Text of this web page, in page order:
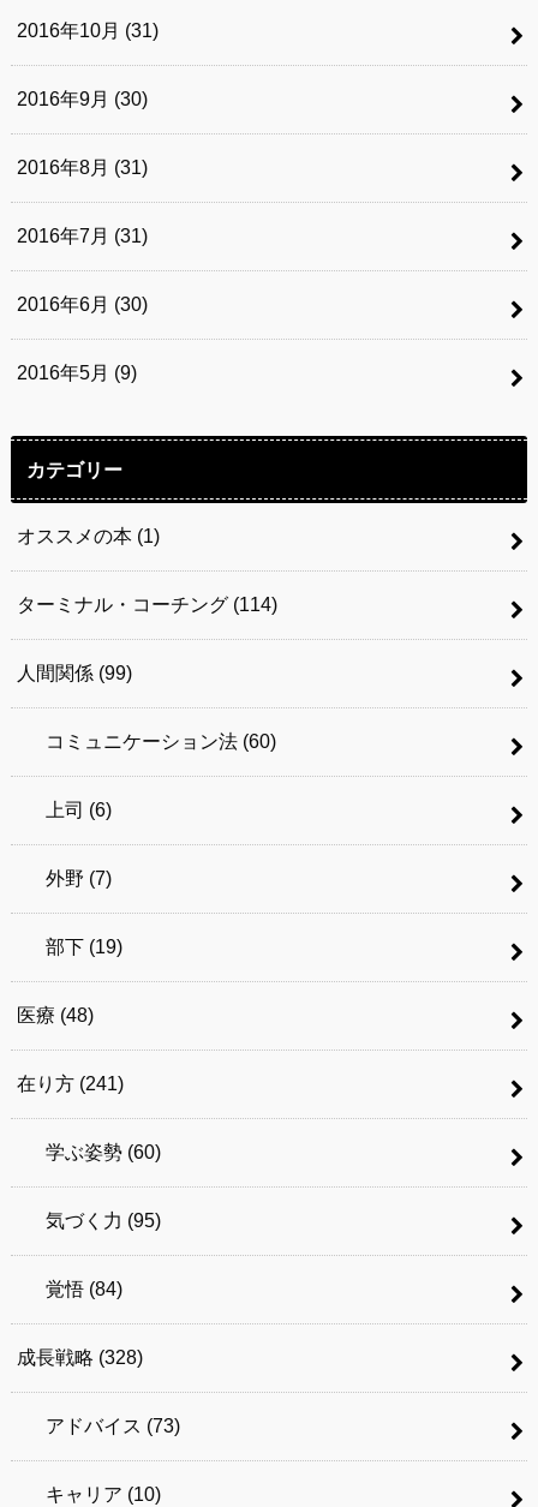
2016年10月 (31)
2016年9月 (30)
2016年8月 (31)
2016年7月 (31)
2016年6月 (30)
2016年5月 (9)
カテゴリー
オススメの本 (1)
ターミナル・コーチング (114)
人間関係 (99)
コミュニケーション法 (60)
上司 (6)
外野 (7)
部下 (19)
医療 (48)
在り方 (241)
学ぶ姿勢 (60)
気づく力 (95)
覚悟 (84)
成長戦略 (328)
アドバイス (73)
キャリア (10)